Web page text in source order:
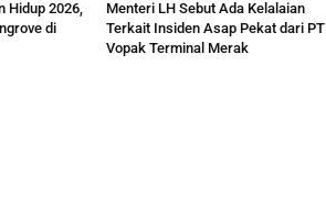
Hidup 2026,
di
Menteri LH Sebut Ada Kelalaian
Terkait Insiden Asap Pekat dari PT
Vopak Terminal Merak